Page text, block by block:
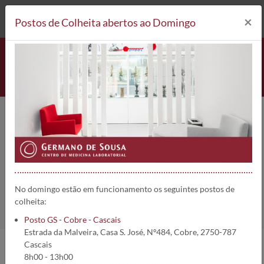
212 693 530* Postos de Colheita
Painel somático Pulmão, Biópsia
líquida | 4432
Home Análises Painel somático Pulmão, Biópsia líquida
Postos de Colheita abertos ao Domingo ×
No domingo estão em funcionamento os seguintes postos de
colheita:
Posto GS - Cobre - Cascais
Estrada da Malveira, Casa S. José, Nº484, Cobre, 2750-787
Cascais
8h00 - 13h00